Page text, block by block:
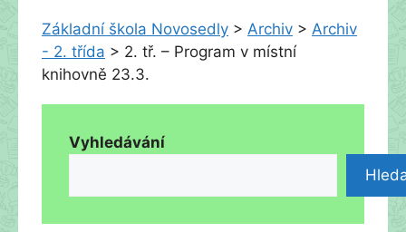
Základní škola Novosedly > Archiv > Archiv
- 2. třída > 2. tř. – Program v místní
knihovně 23.3.
Vyhledávání